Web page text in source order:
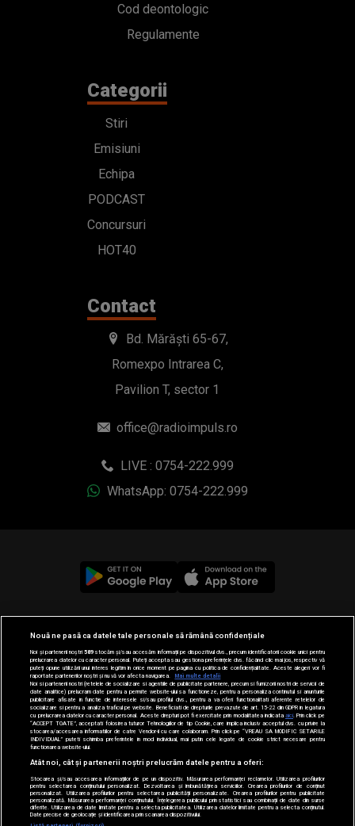
Cod deontologic
Regulamente
Categorii
Stiri
Emisiuni
Echipa
PODCAST
Concursuri
HOT40
Contact
Bd. Mărăști 65-67,
Romexpo Intrarea C,
Pavilion T, sector 1
office@radioimpuls.ro
LIVE : 0754-222.999
WhatsApp: 0754-222.999
© 2019-2026 DOGAN MEDIA INTERNATIONAL SA, Toate
drepturile rezervate.
Nouă ne pasă ca datele tale personale să rămână confidențiale
Noi și partenerii noștri589stocăm și/sau accesăm informații pe dispozitivul dvs., precum identificatorii cookie unici pentru
prelucrarea datelor cu caracter personal. Puteți accepta sau gestiona preferințele dvs. făcând clic mai jos, respectiv vă
puteți opune utilizării unui interes legitim în orice moment pe pagina cu politica de confidențialitate. Aceste alegeri vor fi
raportate partenerilor noștri și nu vă vor afecta navigarea.
Mai multe detalii
Noi si partenerii nostri (retelele de socializare si agentiile de publicitate partenere, precum si furnizorii nostri de servicii de
date analitice) prelucram date pentru a permite website-ului sa functioneze, pentru a personaliza continutul si anunturile
publicitare afisate in functie de interesele si/sau profilul dvs., pentru a va oferi functionalitati aferente retelelor de
socializare si pentru a analiza traficul pe website. Beneficiati de drepturile prevazute de art. 15-22 din GDPR in legatura
cu prelucrarea datelor cu caracter personal. Aceste drepturi pot fi exercitate prin modalitatea indicataaici . Prin click pe
“ACCEPT TOATE”, acceptati folosirea tuturor Tehnologiilor de tip Cookie, care implica inclusiv acceptul dvs. cu privire la
stocarea/accesarea informatiilor de catre Vendor-ii cu care colaboram. Prin click pe “VREAU SA MODIFIC SETARILE
INDIVIDUAL” puteti schimba preferintele in mod individual, mai putin cele legate de cookie strict necesare pentru
functionarea website-ului.
Atât noi, cât și partenerii noștri prelucrăm datele pentru a oferi:
Stocarea și/sau accesarea informațiilor de pe un dispozitiv. Măsurarea performanței reclamelor. Utilizarea profilurilor
pentru selectarea conținutului personalizat. Dezvoltarea și îmbunătățirea serviciilor. Crearea profilurilor de conținut
personalizat. Utilizarea profilurilor pentru selectarea publicității personalizate. Crearea profilurilor pentru publicitate
personalizată. Măsurarea performanței conținutului. Înțelegerea publicului prin statistici sau combinații de date din surse
diferite. Utilizarea de date limitate pentru a selecta publicitatea. Utilizarea datelor limitate pentru a selecta conținutul.
Date precise de geolocație și identificarea prin scanarea dispozitivului.